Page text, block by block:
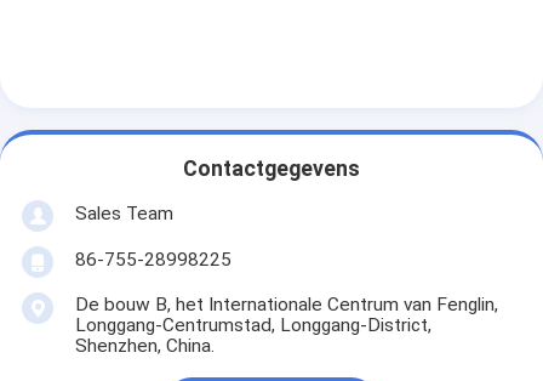
Contactgegevens
Sales Team
86-755-28998225
De bouw B, het Internationale Centrum van Fenglin,
Longgang-Centrumstad, Longgang-District,
Shenzhen, China.